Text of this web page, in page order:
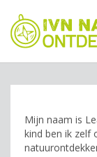
Mijn naam is
kind ben ik zelf